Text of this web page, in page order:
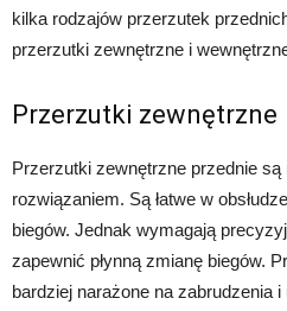
kilka rodzajów przerzutek
przerzutki zewnętrzne i
Przerzutki zewnętrzne
Przerzutki zewnętrzne przednie
rozwiązaniem. Są łatwe w
biegów. Jednak wymagają
zapewnić płynną zmianę biegów.
bardziej narażone na zabrudzenia